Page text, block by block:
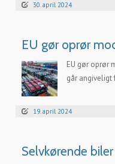
30. april 2024
EU gør oprør
EU gør oprør
går angiveligt
19. april 2024
Selvkørende